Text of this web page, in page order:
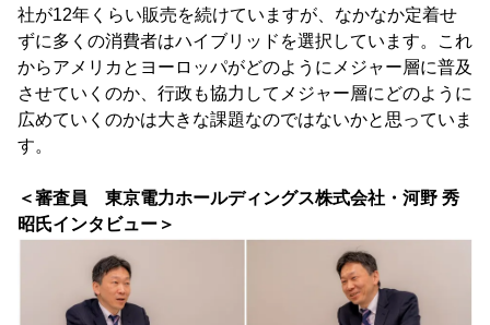
社が12年くらい販売を続けていますが、なかなか定着せ
ずに多くの消費者はハイブリッドを選択しています。これ
からアメリカとヨーロッパがどのようにメジャー層に普及
させていくのか、行政も協力してメジャー層にどのように
広めていくのかは大きな課題なのではないかと思っていま
す。
＜審査員 東京電力ホールディングス株式会社・河野 秀
昭氏インタビュー＞